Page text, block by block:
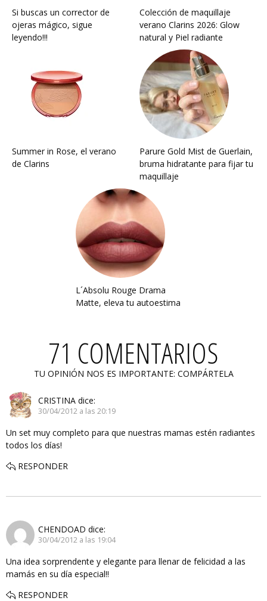
Si buscas un corrector de
ojeras mágico, sigue
leyendo!!!
Colección de maquillaje
verano Clarins 2026: Glow
natural y Piel radiante
Summer in Rose, el verano
de Clarins
Parure Gold Mist de Guerlain,
bruma hidratante para fijar tu
maquillaje
L´Absolu Rouge Drama
Matte, eleva tu autoestima
71 COMENTARIOS
TU OPINIÓN NOS ES IMPORTANTE: COMPÁRTELA
CRISTINA dice:
30/04/2012 a las 20:19
Un set muy completo para que nuestras mamas estén radiantes
todos los días!
RESPONDER
CHENDOAD dice:
30/04/2012 a las 19:04
Una idea sorprendente y elegante para llenar de felicidad a las
mamás en su día especial!!
RESPONDER